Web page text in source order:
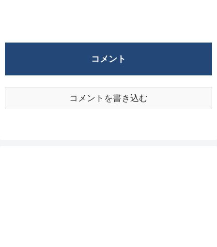
コメント
コメントを書き込む